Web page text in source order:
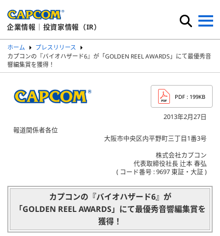
企業情報｜投資家情報（IR）
ホーム
プレスリリース
カプコンの『バイオハザード6』が「GOLDEN REEL AWARDS」にて最優秀音
響編集賞を獲得！
PDF : 199KB
2013年2月27日
報道関係者各位
大阪市中央区内平野町三丁目1番3号
株式会社カプコン
代表取締役社長 辻本 春弘
( コード番号 : 9697 東証・大証 )
カプコンの『バイオハザード6』が
「GOLDEN REEL AWARDS」にて最優秀音響編集賞を
獲得！